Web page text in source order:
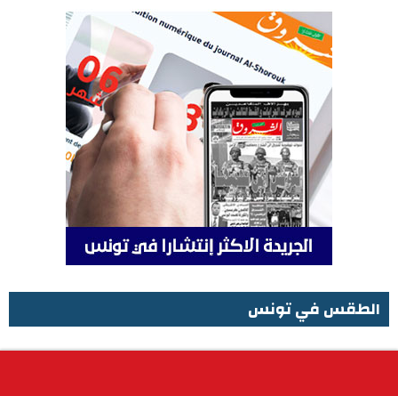
الطقس في تونس